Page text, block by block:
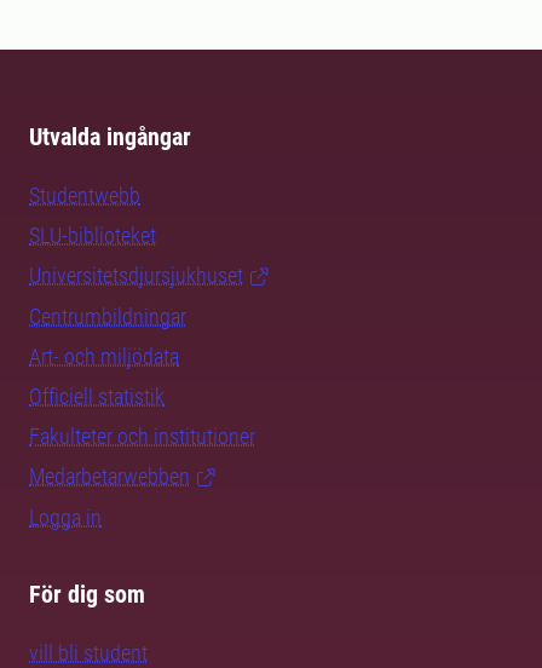
Utvalda ingångar
Studentwebb
SLU-biblioteket
Universitetsdjursjukhuset
Centrumbildningar
Art- och miljödata
Officiell statistik
Fakulteter och institutioner
Medarbetarwebben
Logga in
För dig som
vill bli student